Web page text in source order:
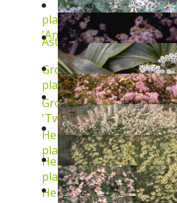
plant
'Anneke'Vaste plant
Aster tongolensis
Grootbladige asterAster
plant
Grootbladige asterAster
'Twilight'Vaste plant
HeideasterAster
plant
HeideasterAster
plant
HeideasterAster